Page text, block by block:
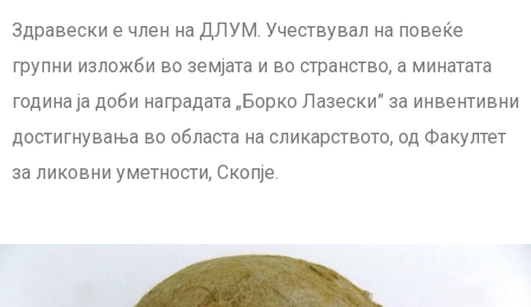
Здравески е член на ДЛУМ. Учествувал на повеќе
групни изложби во земјата и во странство, а минатата
година ја доби наградата „Борко Лазески” за инвентивни
достигнувања во областа на сликарството, од Факултет
за ликовни уметности, Скопје.